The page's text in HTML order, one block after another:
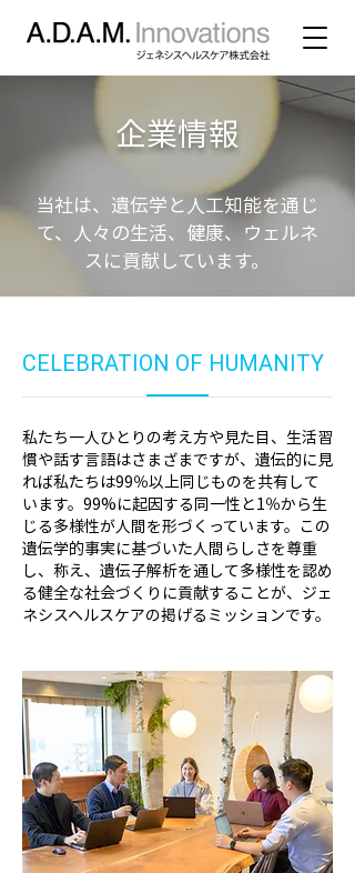
企業情報
当社は、遺伝学と人工知能を通じ
て、人々の生活、健康、ウェルネ
スに貢献しています。
CELEBRATION OF HUMANITY
私たち一人ひとりの考え方や見た目、生活習
慣や話す言語はさまざまですが、遺伝的に見
れば私たちは99％以上同じものを共有して
います。99%に起因する同一性と1％から生
じる多様性が人間を形づくっています。この
遺伝学的事実に基づいた人間らしさを尊重
し、称え、遺伝子解析を通して多様性を認め
る健全な社会づくりに貢献することが、ジェ
ネシスヘルスケアの掲げるミッションです。